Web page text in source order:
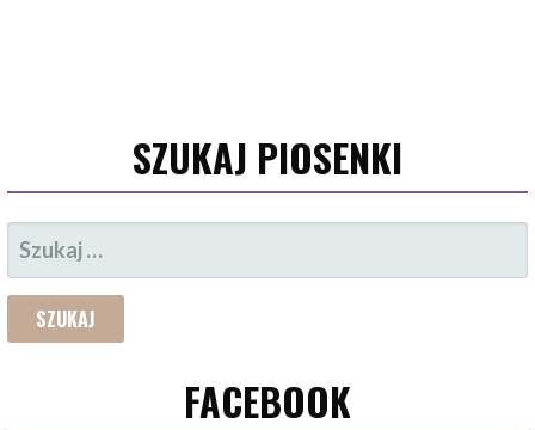
SZUKAJ PIOSENKI
SZUKAJ:
FACEBOOK